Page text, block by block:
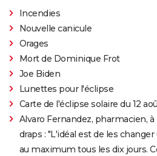
Incendies
Nouvelle canicule
Orages
Mort de Dominique Frot
Joe Biden
Lunettes pour l'éclipse
Carte de l'éclipse solaire du 12
Alvaro Fernandez, pharmacien,
draps : "L'idéal est de les
au maximum tous les dix jours.